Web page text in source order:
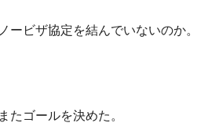
ービザ協定を結んでいないのか。
たゴールを決めた。